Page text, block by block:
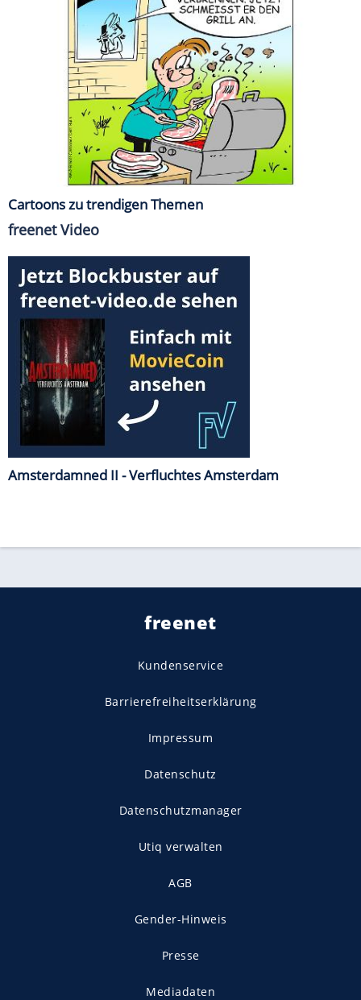
Cartoons zu trendigen Themen
freenet Video
Amsterdamned II - Verfluchtes Amsterdam
freenet
Kundenservice
Barrierefreiheitserklärung
Impressum
Datenschutz
Datenschutzmanager
Utiq verwalten
AGB
Gender-Hinweis
Presse
Mediadaten